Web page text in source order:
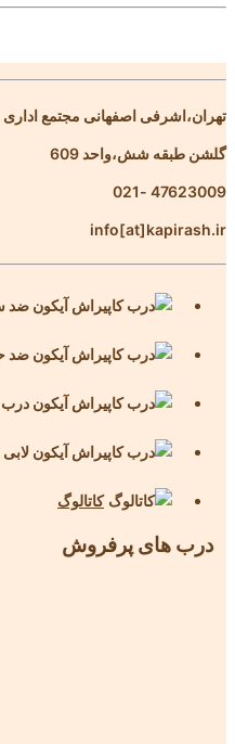
تهران،اشرفی اصفهانی مجتمع اداری
گلشن طبقه شش،واحد 609
47623009 -021
info[at]kapirash.ir
کاتالوگ
درب های پرفروش